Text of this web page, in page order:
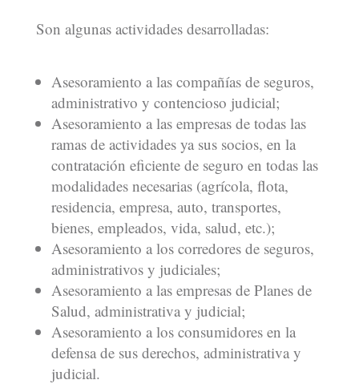
Son algunas actividades desarrolladas:
Asesoramiento a las compañías de seguros,
administrativo y contencioso judicial;
Asesoramiento a las empresas de todas las
ramas de actividades ya sus socios, en la
contratación eficiente de seguro en todas las
modalidades necesarias (agrícola, flota,
residencia, empresa, auto, transportes,
bienes, empleados, vida, salud, etc.);
Asesoramiento a los corredores de seguros,
administrativos y judiciales;
Asesoramiento a las empresas de Planes de
Salud, administrativa y judicial;
Asesoramiento a los consumidores en la
defensa de sus derechos, administrativa y
judicial.